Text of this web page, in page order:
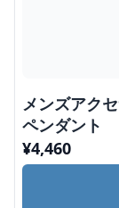
メンズアク
ペンダント
¥4,460